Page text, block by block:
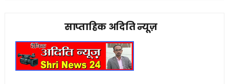
साप्ताहिक अदिति न्यूज़